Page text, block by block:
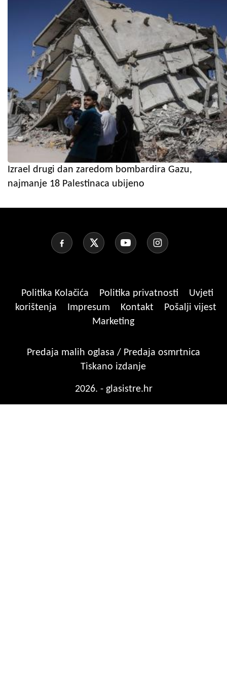
Izrael drugi dan zaredom bombardira Gazu,
najmanje 18 Palestinaca ubijeno
Politika Kolačića Politika privatnosti
Uvjeti
korištenja
Impresum Kontakt
Pošalji vijest
Marketing
Predaja malih oglasa / Predaja osmrtnica
Tiskano izdanje
2026. - glasistre.hr